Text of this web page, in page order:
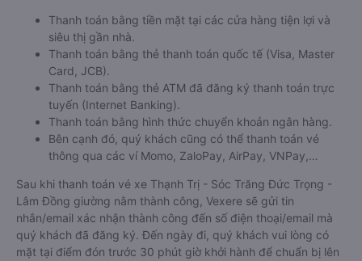
Thanh toán bằng tiền mặt tại các cửa hàng tiện lợi và
siêu thị gần nhà.
Thanh toán bằng thẻ thanh toán quốc tế (Visa, Master
Card, JCB).
Thanh toán bằng thẻ ATM đã đăng ký thanh toán trực
tuyến (Internet Banking).
Thanh toán bằng hình thức chuyển khoản ngân hàng.
Bên cạnh đó, quý khách cũng có thể thanh toán vé
thông qua các ví Momo, ZaloPay, AirPay, VNPay,…
Sau khi thanh toán vé xe Thạnh Trị - Sóc Trăng Đức Trọng -
Lâm Đồng giường nằm thành công, Vexere sẽ gửi tin
nhắn/email xác nhận thành công đến số điện thoại/email mà
quý khách đã đăng ký. Đến ngày đi, quý khách vui lòng có
mặt tại điểm đón trước 30 phút giờ khởi hành để chuẩn bị lên